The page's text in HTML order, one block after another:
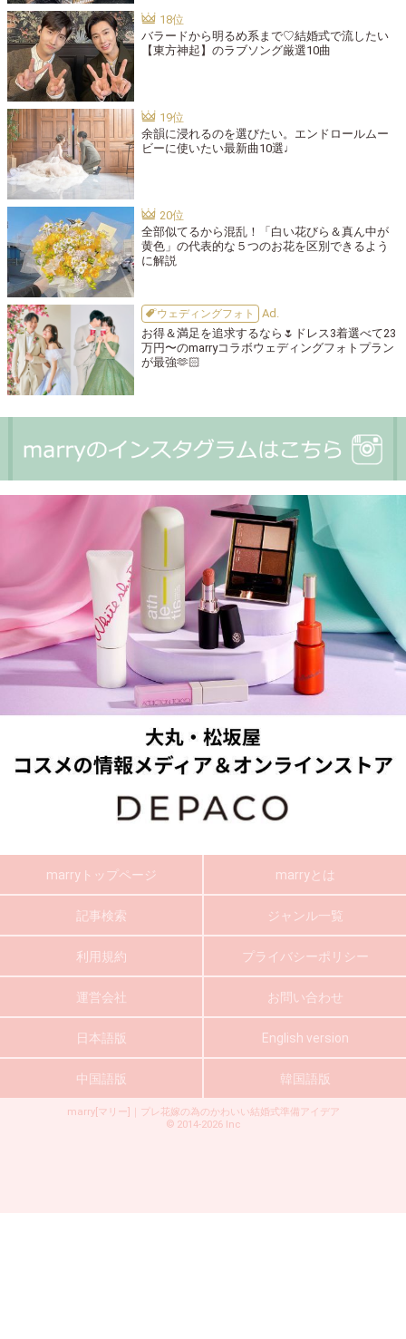
バラードから明るめ系まで♡結婚式で流したい
【東方神起】のラブソング厳選10曲
余韻に浸れるのを選びたい。エンドロールムー
ビーに使いたい最新曲10選♩
全部似てるから混乱！「白い花びら＆真ん中が
黄色」の代表的な５つのお花を区別できるよう
に解説
ウェディングフォト
お得＆満足を追求するなら🌷ドレス3着選べて23
万円〜のmarryコラボウェディングフォトプラン
が最強🫶🏻
marryトップページ marryとは
記事検索 ジャンル一覧
利用規約 プライバシーポリシー
運営会社 お問い合わせ
日本語版 English version
中国語版 韓国語版
marry[マリー]｜プレ花嫁の為のかわいい結婚式準備アイデア
© 2014-2026 Inc